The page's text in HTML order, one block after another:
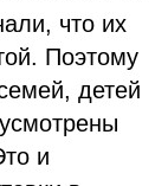
что их
Поэтому
детей
и